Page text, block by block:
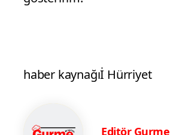
haber kaynağıİ Hürriyet
Editör Gurme